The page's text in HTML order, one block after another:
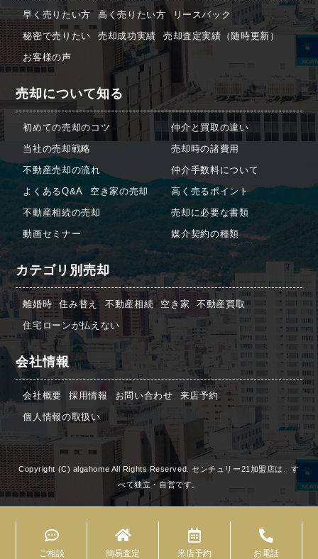
早く売りたい方 高く売りたい方
リースバック
秘密で売りたい
売却成功実績
売却査定実績（随時更新）
お客様の声
売却について知る
初めての売却のコツ
当社の売却戦略
不動産売却の流れ
よくあるQ&A
空き家の売却
不動産相続の売却
動画セミナー
仲介と買取の違い
売却時の諸費用
仲介手数料について
高く売るポイント
売却に必要な書類
媒介契約の種類
カテゴリ別売却
離婚時 住み替え 不動産相続 空き家
不動産買取
住宅ローンが払えない
会社情報
会社概要 採用情報 お問い合わせ
来店予約
個人情報の取扱い
Copyright (C) algahome All Rights Reserved. センチュリー21加盟店は、す
べて独立・自営です。
ご相談 簡易査定 来店予約 お電話